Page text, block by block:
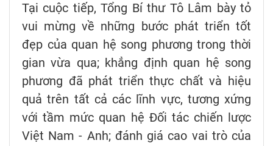
Tại cuộc tiếp, Tổng Bí thư Tô Lâm bày tỏ
vui mừng về những bước phát triển tốt
đẹp của quan hệ song phương trong thời
gian vừa qua; khẳng định quan hệ song
phương đã phát triển thực chất và hiệu
quả trên tất cả các lĩnh vực, tương xứng
với tầm mức quan hệ Đối tác chiến lược
Việt Nam - Anh; đánh giá cao vai trò của